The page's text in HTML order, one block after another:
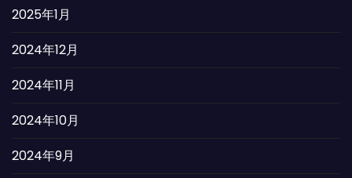
2025年1月
2024年12月
2024年11月
2024年10月
2024年9月